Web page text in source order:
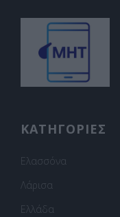
ΚΑΤΗΓΟΡΙΕΣ
Ελασσόνα
Λάρισα
Ελλάδα